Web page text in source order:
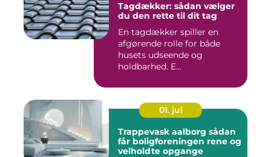
Tagdækker: sådan vælger
du den rette til dit tag
En tagdækker spiller en
afgørende rolle for både
husets udseende og
holdbarhed. E...
01. jul
Trappevask aalborg sådan
får boligforeningen rene og
velholdte opgange